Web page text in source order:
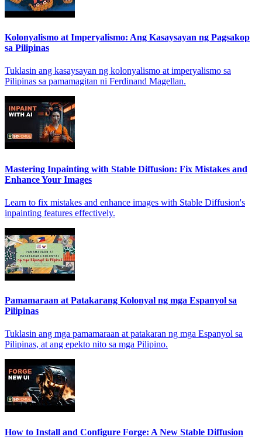
Kolonyalismo at Imperyalismo: Ang Kasaysayan ng Pagsakop
sa Pilipinas
Tuklasin ang kasaysayan ng kolonyalismo at imperyalismo sa
Pilipinas sa pamamagitan ni Ferdinand Magellan.
Mastering Inpainting with Stable Diffusion: Fix Mistakes and
Enhance Your Images
Learn to fix mistakes and enhance images with Stable Diffusion's
inpainting features effectively.
Pamamaraan at Patakarang Kolonyal ng mga Espanyol sa
Pilipinas
Tuklasin ang mga pamamaraan at patakaran ng mga Espanyol sa
Pilipinas, at ang epekto nito sa mga Pilipino.
How to Install and Configure Forge: A New Stable Diffusion